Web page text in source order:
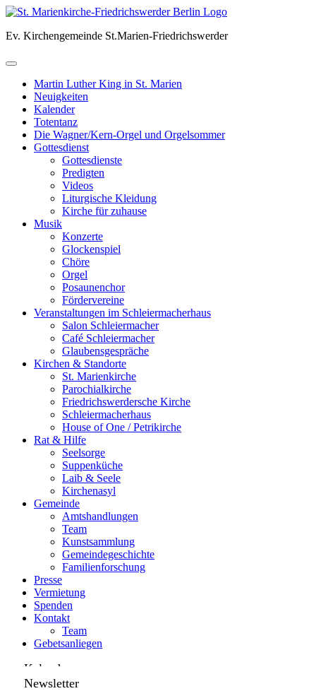
Skip
content
Ev. Kirchengemeinde St.Marien-Friedrichswerder
Martin Luther King in St. Marien
Neuigkeiten
Kalender
Totentanz
Die Wagner/Kern-Orgel und Orgelsommer
Gottesdienst
Gottesdienste
Predigten
Videos
Liturgische Kleidung
Kirche für zuhause
Musik
Konzerte
Glockenspiel
Chöre
Orgel
Posaunenchor
Fördervereine
Veranstaltungen im Schleiermacherhaus
Salon Schleiermacher
Café Schleiermacher
Glaubensgespräche
Kirchen & Standorte
St. Marienkirche
Parochialkirche
Friedrichswerdersche Kirche
Schleiermacherhaus
House of One / Petrikirche
Rat & Hilfe
Seelsorge
Suppenküche
Laib & Seele
Kirchenasyl
Gemeinde
Amtshandlungen
Team
Kunstsammlung
Gemeindegeschichte
Familienforschung
Presse
Vermietung
Spenden
Kontakt
Team
Gebetsanliegen
Kalender
Newsletter